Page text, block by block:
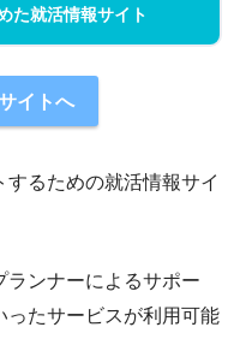
た就活情報サイト
イトへ
るための就活情報サイ
ランナーによるサポー
ったサービスが利用可能